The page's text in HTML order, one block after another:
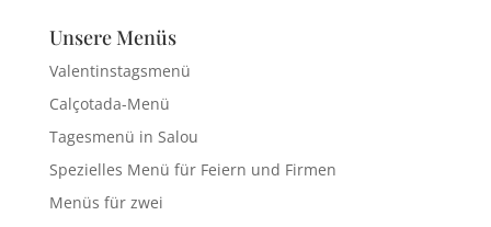
Unsere Menüs
Valentinstagsmenü
Calçotada-Menü
Tagesmenü in Salou
Spezielles Menü für Feiern und Firmen
Menüs für zwei